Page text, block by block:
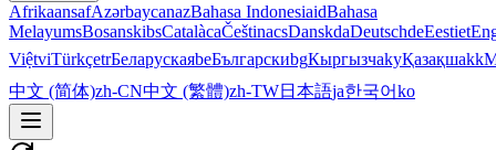
AfrikaansafAzərbaycanazBahasa IndonesiaidBahasa
MelayumsBosanskibsCatalàcaČeštinacsDanskdaDeutschdeEestiet
ViệtviTürkçetrБеларускаяbeБългарскиbgКыргызчаkyҚазақшаkk
中文 (简体)zh-CN中文 (繁體)zh-TW日本語ja한국어ko